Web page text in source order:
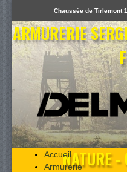
Chaussée de Tirlemont
ARMURERIE
NATURE
Accueil
Armurerie